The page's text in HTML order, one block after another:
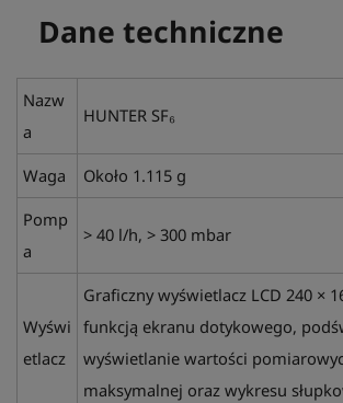
Dane techniczne
Nazw
a
HUNTER SF₆
Waga
Około 1.115 g
Pomp
a
> 40 l/h, > 300 mbar
Wyświ
etlacz
Graficzny wyświetlacz LCD 240 ×
funkcją ekranu dotykowego,
wyświetlanie wartości
maksymalnej oraz wykresu